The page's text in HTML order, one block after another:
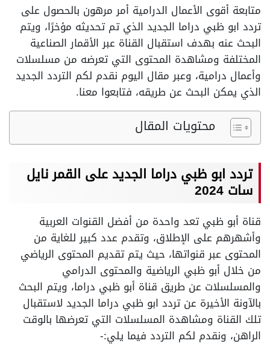
متابعة أقوى الأعمال الدرامية أمر مرهون بالحصول على
تردد ابو ظبي دراما الجديد الذي تم تحديثه مؤخرًا، ويتم
البحث عنه بهدف استقبال القناة عبر الأقمار الصناعية
المختلفة ومشاهدة المحتوى التي تعرضه من مسلسلات
وأعمال درامية، وعبر مقال اليوم نقدم لكم التردد الجديد
الذي يمكن البحث عن طريقه، فتابعوا معنا.
محتويات المقال
تردد ابو ظبي دراما الجديد على القمر نايل
سات 2024
قناة أبو ظبي تعد واحدة من أفضل القنوات العربية
وأشهرهم على الإطلاق، وتقدم عدد كبير للغاية من
المحتوى عبر قنواتها، حيث يتم تقديم المحتوى الرياضي
من خلال أبو ظبي الرياضية والمحتوى الدرامي
والمسلسلات عن طريق قناة أبو ظبي دراما، ويتم البحث
بالآونة الأخيرة عن تردد ابو ظبي دراما الجديد لاستقبال
تلك القناة ومشاهدة المسلسلات التي تعرضها بالوقت
الراهن، ونقدم لكم التردد فيما يلي:-